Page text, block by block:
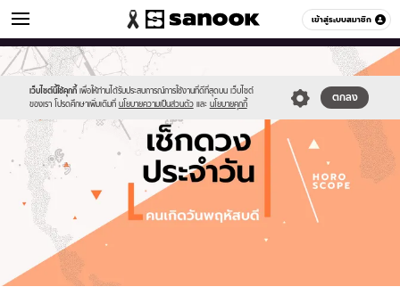
เข้าสู่ระบบสมาชิก
ดูดวง หมวดอื่นๆ
เว็บไซต์นี้ใช้คุกกี้ เพื่อให้ท่านได้รับประสบการณ์การใช้งานที่ดีที่สุดบน เว็บไซต์
ของเรา โปรดศึกษาเพิ่มเติมที่ นโยบายความเป็นส่วนตัว และ นโยบายคุกกี้
ตกลง
Sanook
//s.isanook.com/sr/0/images/logo-
new-
sanook.png
600
60
//s.isanook.com/ho/0/ud/fxd/day/daily-
horoscope-
thursday.jpg